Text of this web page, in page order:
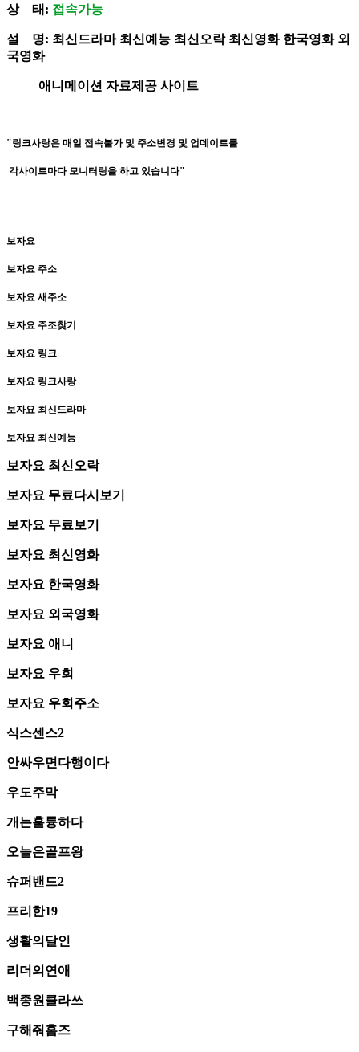
상 태: 접 속가능
설 명: 최신드라마 최신예능 최신오락 최신영화 한국영화 외
국영화
애니메이션 자료제공 사이트
"링크사랑은 매일 접속불가 및 주소변경 및 업데이트를
각사이트마다 모니터링을 하고 있습니다"
보자요
보자요 주소
보자요 새주소
보자요 주조찾기
보자요 링크
보자요 링크사랑
보자요 최신드라마
보자요 최신예능
보자요 최신오락
보자요 무료다시보기
보자요 무료보기
보자요 최신영화
보자요 한국영화
보자요 외국영화
보자요 애니
보자요 우회
보자요 우회주소
식스센스2
안싸우면다행이다
우도주막
개는훌륭하다
오늘은골프왕
슈퍼밴드2
프리한19
생활의달인
리더의연애
백종원클라쓰
구해줘홈즈